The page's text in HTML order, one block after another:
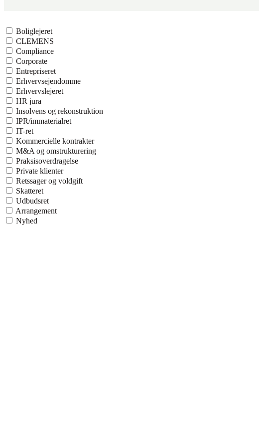
Boliglejeret
CLEMENS
Compliance
Corporate
Entrepriseret
Erhvervsejendomme
Erhvervslejeret
HR jura
Insolvens og rekonstruktion
IPR/immaterialret
IT-ret
Kommercielle kontrakter
M&A og omstrukturering
Praksisoverdragelse
Private klienter
Retssager og voldgift
Skatteret
Udbudsret
Arrangement
Nyhed